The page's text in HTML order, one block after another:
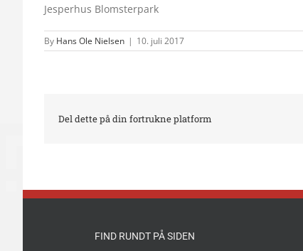
Jesperhus Blomsterpark
By Hans Ole Nielsen | 10. juli 2017
Del dette på din fortrukne platform
FIND RUNDT PÅ SIDEN